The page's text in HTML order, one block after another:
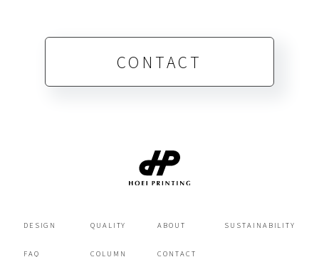
CONTACT
DESIGN QUALITY ABOUT SUSTAINABILITY
FAQ COLUMN CONTACT